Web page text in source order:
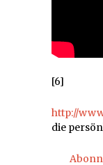
[6]
http://
die